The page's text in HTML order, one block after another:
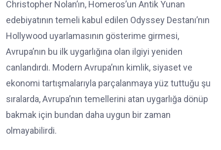
Christopher Nolan’ın, Homeros’un Antik Yunan
edebiyatının temeli kabul edilen Odyssey Destanı’nın
Hollywood uyarlamasının gösterime girmesi,
Avrupa’nın bu ilk uygarlığına olan ilgiyi yeniden
canlandırdı. Modern Avrupa’nın kimlik, siyaset ve
ekonomi tartışmalarıyla parçalanmaya yüz tuttuğu şu
sıralarda, Avrupa’nın temellerini atan uygarlığa dönüp
bakmak için bundan daha uygun bir zaman
olmayabilirdi.